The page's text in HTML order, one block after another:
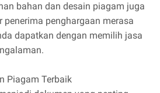
bahan dan desain piagam juga
penerima penghargaan merasa
dapatkan dengan memilih jasa
Piagam Terbaik